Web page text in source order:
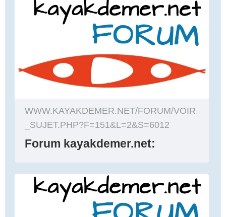
WWW.KAYAKDEMER.NET/FORUM/VOIR
_SUJET.PHP?F=151&L=2&S=6012
Forum kayakdemer.net: